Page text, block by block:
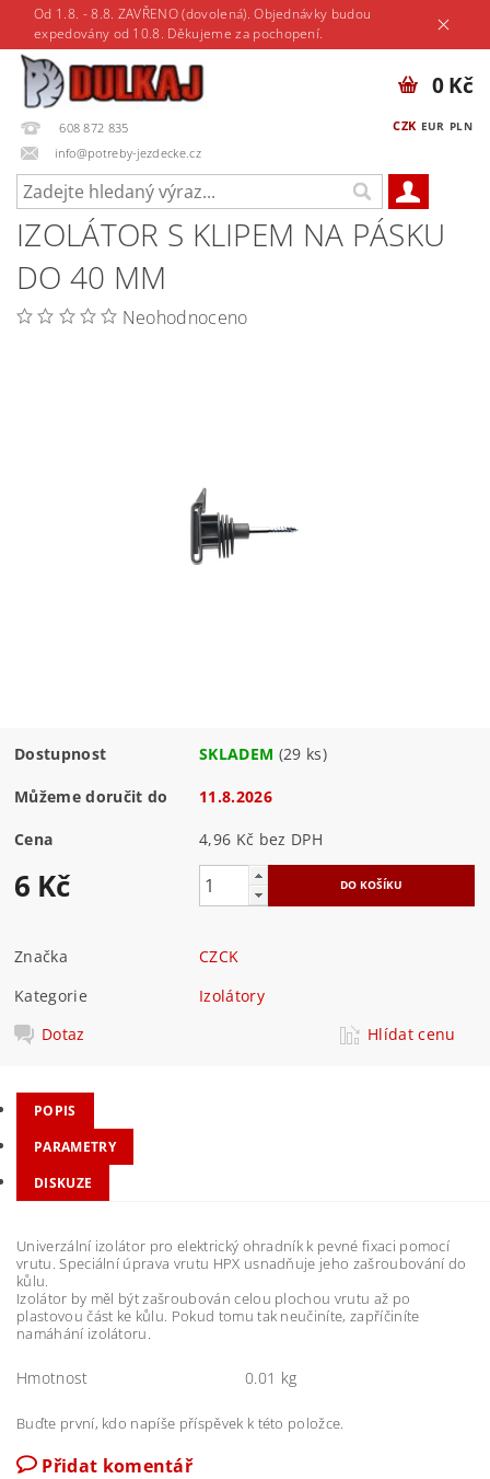
Od 1.8. - 8.8. ZAVŘENO (dovolená). Objednávky budou
expedovány od 10.8. Děkujeme za pochopení.
608 872 835
info@potreby-jezdecke.cz
CZK EUR PLN
0 Kč
IZOLÁTOR S KLIPEM NA PÁSKU
DO 40 MM
Neohodnoceno
Dostupnost SKLADEM (29 ks)
Můžeme doručit do 11.8.2026
Cena 4,96 Kč bez DPH
6 Kč
Značka
CZCK
Kategorie
Izolátory
Dotaz
Hlídat cenu
POPIS
PARAMETRY
DISKUZE
Univerzální izolátor pro elektrický ohradník k pevné fixaci pomocí
vrutu. Speciální úprava vrutu HPX usnadňuje jeho zašroubování do
kůlu.
Izolátor by měl být zašroubován celou plochou vrutu až po
plastovou část ke kůlu. Pokud tomu tak neučiníte, zapříčiníte
namáhání izolátoru.
Hmotnost 0.01 kg
Buďte první, kdo napíše příspěvek k této položce.
Přidat komentář